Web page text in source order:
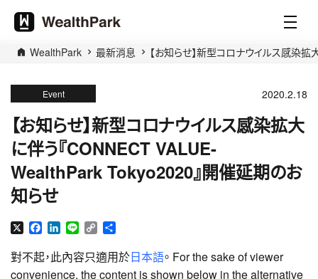
WealthPark 最新消息 【お知らせ】新型コロナウイルス感染
Event 2020.2.18
【お知らせ】新型コロナウイルス感染拡大
に伴う『CONNECT VALUE-
WealthPark Tokyo2020』開催延期のお
知らせ
X Facebook
LinkedIn
Line Copy
對不起，此內容只適用於日本語。 For the sake of viewer
convenience, the content is shown below in the alternative